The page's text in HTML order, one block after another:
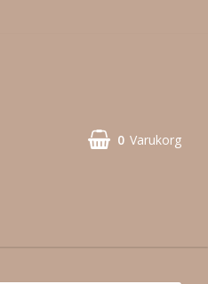
0 Varukorg